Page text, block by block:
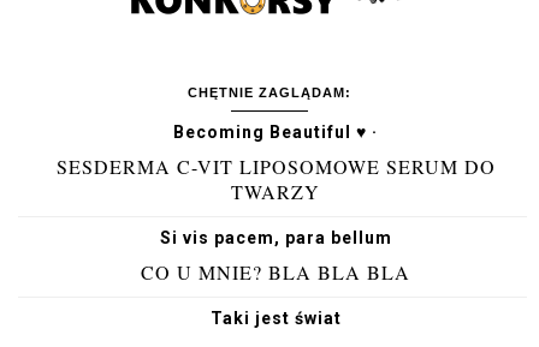
CHĘTNIE ZAGLĄDAM:
Becoming Beautiful ♥ ·
SESDERMA C-VIT LIPOSOMOWE SERUM DO
TWARZY
Si vis pacem, para bellum
CO U MNIE? BLA BLA BLA
Taki jest świat